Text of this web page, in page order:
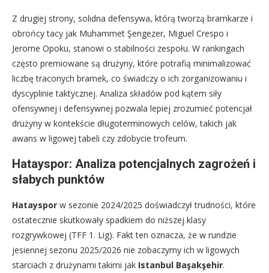
Z drugiej strony, solidna defensywa, którą tworzą bramkarze i
obrońcy tacy jak Muhammet Şengezer, Miguel Crespo i
Jerome Opoku, stanowi o stabilności zespołu. W rankingach
często premiowane są drużyny, które potrafią minimalizować
liczbę traconych bramek, co świadczy o ich zorganizowaniu i
dyscyplinie taktycznej. Analiza składów pod kątem siły
ofensywnej i defensywnej pozwala lepiej zrozumieć potencjał
drużyny w kontekście długoterminowych celów, takich jak
awans w ligowej tabeli czy zdobycie trofeum.
Hatayspor: Analiza potencjalnych zagrożeń i
słabych punktów
Hatayspor w sezonie 2024/2025 doświadczył trudności, które
ostatecznie skutkowały spadkiem do niższej klasy
rozgrywkowej (TFF 1. Lig). Fakt ten oznacza, że w rundzie
jesiennej sezonu 2025/2026 nie zobaczymy ich w ligowych
starciach z drużynami takimi jak Istanbul Başakşehir.